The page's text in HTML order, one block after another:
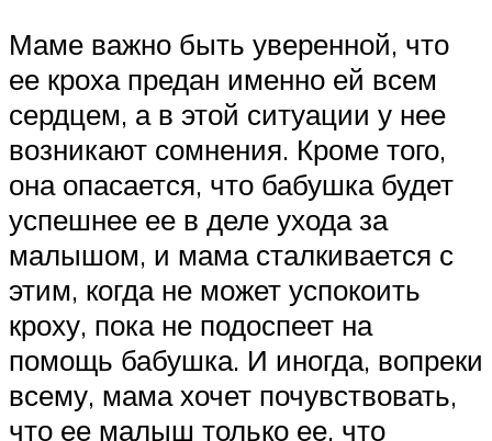
Маме важно быть уверенной, что
ее кроха предан именно ей всем
сердцем, а в этой ситуации у нее
возникают сомнения. Кроме того,
она опасается, что бабушка будет
успешнее ее в деле ухода за
малышом, и мама сталкивается с
этим, когда не может успокоить
кроху, пока не подоспеет на
помощь бабушка. И иногда, вопреки
всему, мама хочет почувствовать,
что ее малыш только ее, что